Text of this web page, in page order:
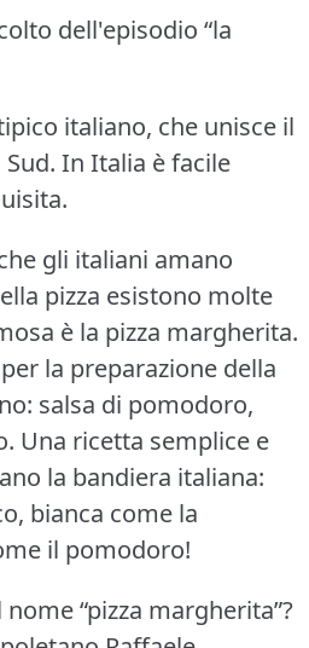
dell'episodio “la
italiano, che unisce il
In Italia è facile
gli italiani amano
pizza esistono molte
è la pizza margherita.
la preparazione della
salsa di pomodoro,
Una ricetta semplice e
la bandiera italiana:
bianca come la
il pomodoro!
“pizza margherita”?